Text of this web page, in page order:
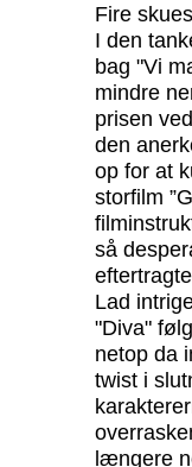
Fire
I den
bag "Vi
mindre
prisen
den
op for at
storfilm
så
Lad
"Diva"
netop da
twist i
længere